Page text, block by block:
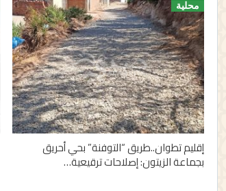
محلية
إقليم تطوان..طريق “التوفنة” بحي أحريق
بجماعة الزيتون: إصلاحات ترقيعية…